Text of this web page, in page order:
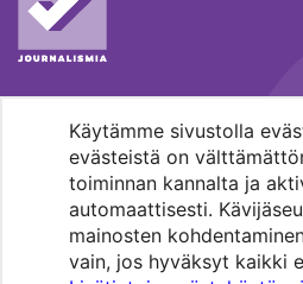
Käytämme sivustolla
evästeistä on
toiminnan kannalta ja
automaattisesti.
mainosten
vain, jos hyväksyt kaikki